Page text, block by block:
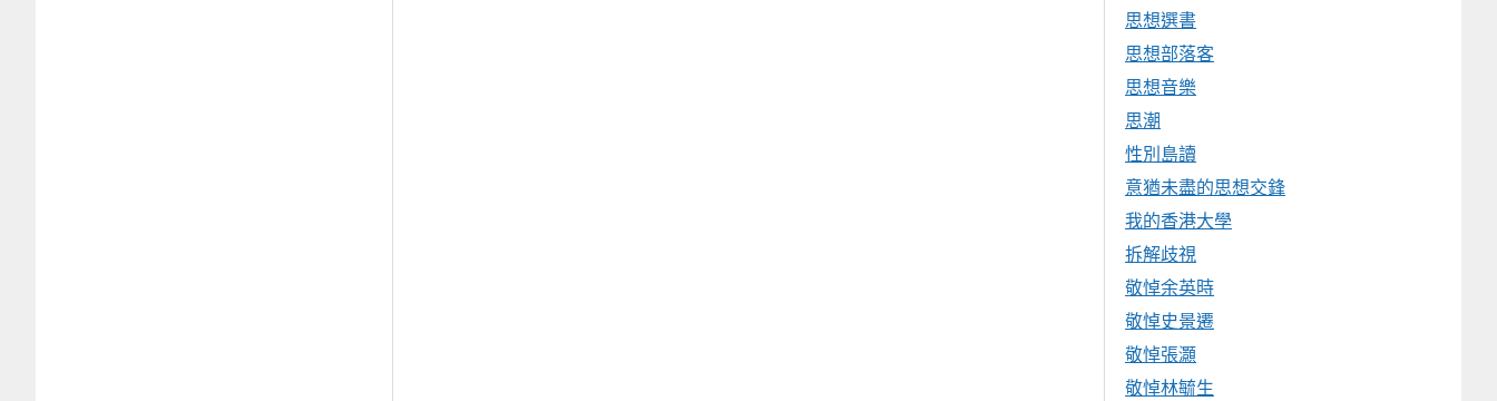
思想選書
思想部落客
思想音樂
思潮
性別島讀
意猶未盡的思想交鋒
我的香港大學
拆解歧視
敬悼余英時
敬悼史景遷
敬悼張灝
敬悼林毓生